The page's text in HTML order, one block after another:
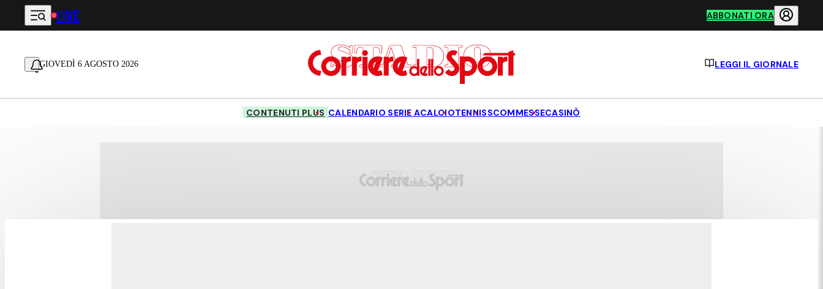
Vai al contenuto principale
LIVE ABBONATI ORA
GIOVEDÌ 6 AGOSTO 2026 LEGGI IL GIORNALE
CONTENUTI PLUS CALENDARIO SERIE ACALCIOTENNISSCOMMESSECASINÒ